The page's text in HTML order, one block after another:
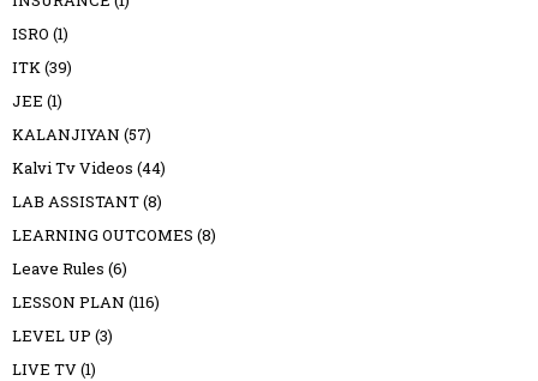
ISRO (1)
ITK (39)
JEE (1)
KALANJIYAN (57)
Kalvi Tv Videos (44)
LAB ASSISTANT(8)
LEARNING OUTCOMES (8)
Leave Rules (6)
LESSON PLAN (116)
LEVEL UP (3)
LIVE TV(1)